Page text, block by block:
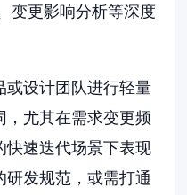
变更影响分析等深度
或设计团队进行轻量
，尤其在需求变更频
快速迭代场景下表现
研发规范，或需打通